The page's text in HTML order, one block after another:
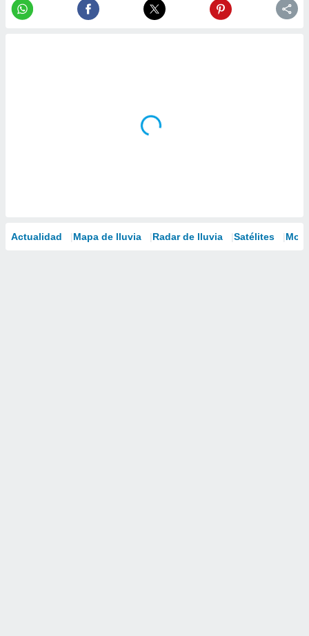
Actualidad Mapa de lluvia Radar de lluvia Satélites